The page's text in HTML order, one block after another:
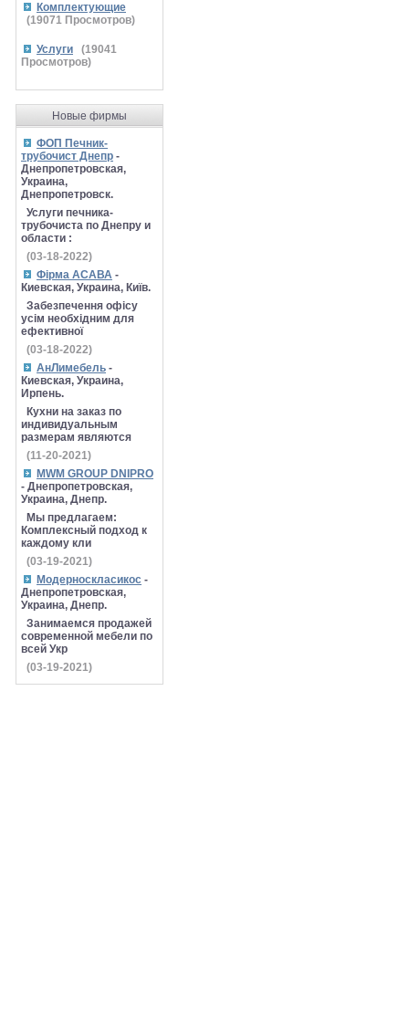
Комплектующие
(19071 Просмотров)
Услуги (19041
Просмотров)
Новые фирмы
ФОП Печник-
трубочист Днепр -
Днепропетровская,
Украина,
Днепропетровск.
Услуги печника-
трубочиста по Днепру и
области :
(03-18-2022)
Фірма АСАВА -
Киевская, Украина, Київ.
Забезпечення офісу
усім необхідним для
ефективної
(03-18-2022)
АнЛимебель -
Киевская, Украина,
Ирпень.
Кухни на заказ по
индивидуальным
размерам являются
(11-20-2021)
MWM GROUP DNIPRO
- Днепропетровская,
Украина, Днепр.
Мы предлагаем:
Комплексный подход к
каждому кли
(03-19-2021)
Модерноскласикос -
Днепропетровская,
Украина, Днепр.
Занимаемся продажей
современной мебели по
всей Укр
(03-19-2021)